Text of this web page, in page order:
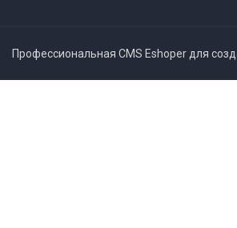
Профессиональная CMS Eshoper для